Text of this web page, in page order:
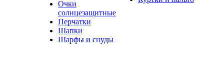
Очки
солнцезащитные
Перчатки
Шапки
Шарфы и снуды